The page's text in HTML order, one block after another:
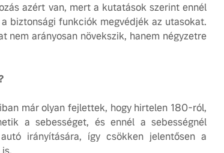
azért van, mert a kutatások szerint ennél
biztonsági funkciók megvédjék az utasokat.
nem arányosan növekszik, hanem négyzetre
már olyan fejlettek, hogy hirtelen 180-ról,
a sebességet, és ennél a sebességnél
irányítására, így csökken jelentősen a